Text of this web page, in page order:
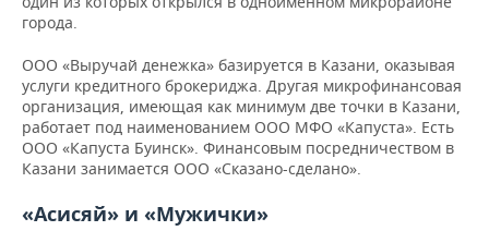
города.
ООО «Выручай денежка» базируется в Казани, оказывая
услуги кредитного брокериджа. Другая микрофинансовая
организация, имеющая как минимум две точки в Казани,
работает под наименованием ООО МФО «Капуста». Есть
ООО «Капуста Буинск». Финансовым посредничеством в
Казани занимается ООО «Сказано-сделано».
«Асисяй» и «Мужички»